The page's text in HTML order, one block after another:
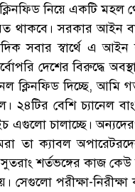
নিয়ে একটি মহল
থাকবে। সরকার আইন
সবার স্বার্থে এ
দেশের বিরুদ্ধে
ক্লিনফিড দিচ্ছে, আমি
২৪টির বেশি চ্যানেল
এগুলো চালাচ্ছে।
তা ক্যাবল
শর্তভঙ্গের কাজ কেউ
পরীক্ষা-নিরীক্ষা